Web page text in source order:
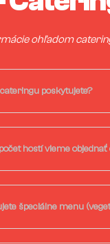
ohľadom
cateringu poskytujete?
hostí vieme
špeciálne menu